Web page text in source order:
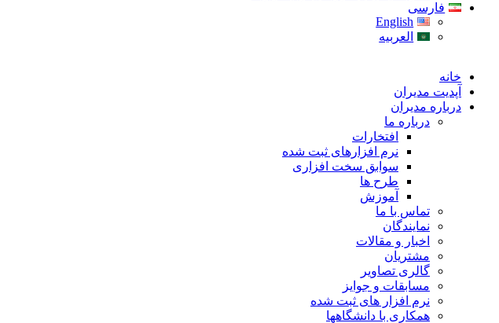
فارسی
English
العربیه
خانه
آپدیت مدیران
درباره مدیران
درباره ما
افتخارات
نرم افزارهای ثبت شده
سوابق سخت افزاری
طرح ها
آموزش
تماس با ما
نمایندگان
اخبار و مقالات
مشتریان
گالری تصاویر
مسابقات و جوایز
نرم افزار های ثبت شده
همکاری با دانشگاهها